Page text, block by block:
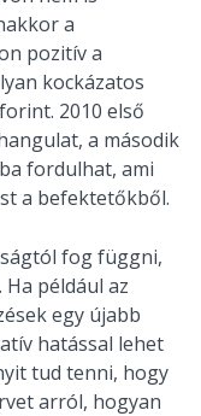
a
pozitív a
kockázatos
2010 első
a második
fordulhat, ami
a befektetőkből.
fog függni,
például az
egy újabb
hatással lehet
tud tenni, hogy
arról, hogyan